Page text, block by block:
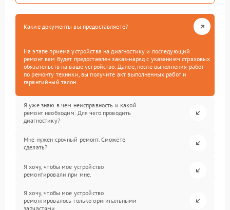
Какие документы вы предоставляете?
На этапе приема устройства на диагностику и последующий
ремонт вам будет предоставлен заказ-наряд с указанием страховых
обязательств на ваше устройство. Далее, после выполнения работ
по ремонту техники, вы получите акт выполненных работ и
гарантийный талон.
Я уже знаю в чем неисправность и какой
ремонт необходим. Для чего проводить
диагностику?
Мне нужен срочный ремонт. Сможете
сделать?
Я хочу, чтобы мое устройство
ремонтировали при мне.
Я хочу, чтобы мое устройство
ремонтировалось только оригинальными
запчастями.